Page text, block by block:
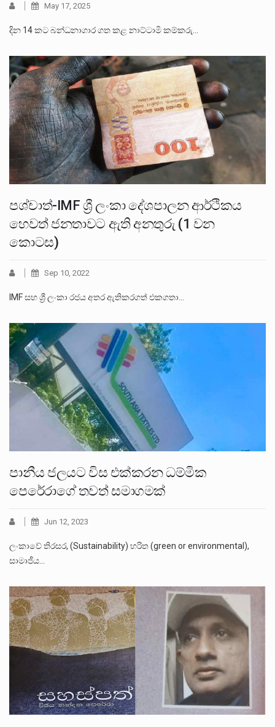
May 17, 2025
දින 14 කට බන්ධනාගාර ගත කළ නාට්‍ටාමි කම්කරු…
පශ්චාත්-IMF ශ්‍රී ලංකා දේශපාලන ආර්ථිකය
හෙවත් ජනතාවට ඇති අනතුරු (1 වන
කොටස)
Sep 10, 2022
IMF සහ ශ්‍රී ලංකා රජය අතර ඇතිකරගත් එකගතා…
පානීය ජලයට විස එක්කරන ධම්මික
පෙරේරාගේ තවත් සමාගමක්
Jun 12, 2023
ලංකාවේ තිරසර, (Sustainability) හරිත (green or environmental),
සාමාජීය…